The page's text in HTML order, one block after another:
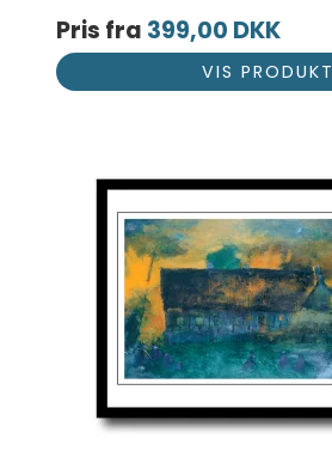
Pris fra 399,00 DKK
VIS PRODUKT